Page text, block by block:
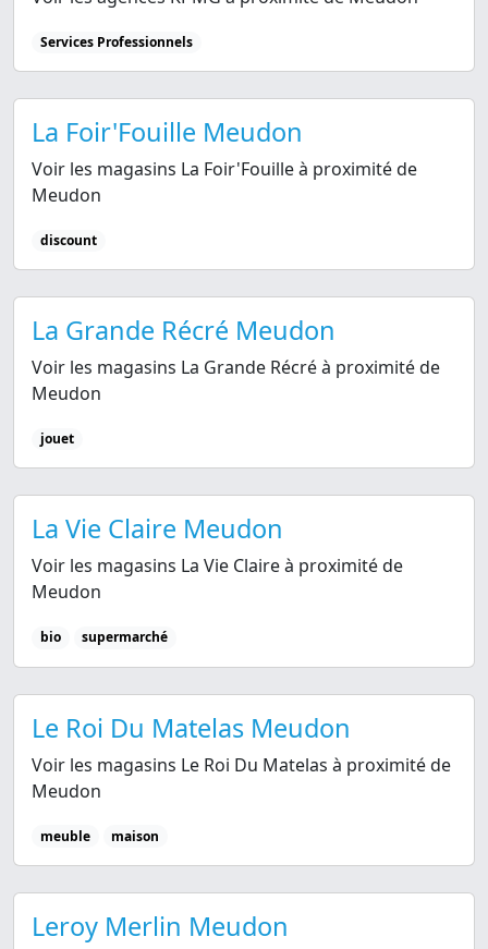
Services Professionnels
La Foir'Fouille Meudon
Voir les magasins La Foir'Fouille à proximité de
Meudon
discount
La Grande Récré Meudon
Voir les magasins La Grande Récré à proximité de
Meudon
jouet
La Vie Claire Meudon
Voir les magasins La Vie Claire à proximité de
Meudon
bio supermarché
Le Roi Du Matelas Meudon
Voir les magasins Le Roi Du Matelas à proximité de
Meudon
meuble maison
Leroy Merlin Meudon